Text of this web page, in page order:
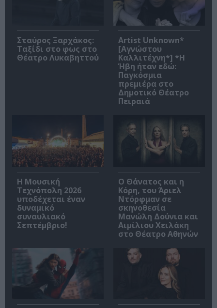
Σταύρος Ξαρχάκος:
Ταξίδι στο φως στο
Θέατρο Λυκαβηττού
Artist Unknown*
[Αγνώστου
Καλλιτέχνη*] *Η
Ήβη ήταν εδώ:
Παγκόσμια
πρεμιέρα στο
Δημοτικό Θέατρο
Πειραιά
Η Μουσική
Τεχνόπολη 2026
υποδέχεται έναν
δυναμικό
συναυλιακό
Σεπτέμβριο!
Ο Θάνατος και η
Κόρη, του Άριελ
Ντόρφμαν σε
σκηνοθεσία
Μανώλη Δούνια και
Αιμίλιου Χειλάκη
στο Θέατρο Αθηνών